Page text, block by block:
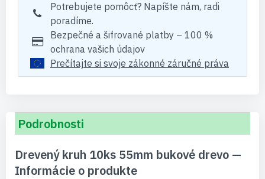
Potrebujete pomôcť? Napíšte nám, radi
poradíme.
Bezpečné a šifrované platby – 100 %
ochrana vašich údajov
Prečítajte si svoje zákonné záručné práva
Podrobnosti
Drevený kruh 10ks 55mm bukové drevo —
Informácie o produkte